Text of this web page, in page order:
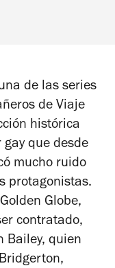
de las series
de Viaje
histórica
que desde
mucho ruido
protagonistas.
Globe,
contratado,
Bailey, quien
Bridgerton,